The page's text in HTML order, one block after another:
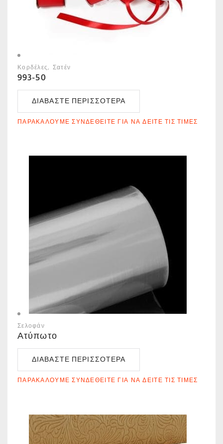
Κορδέλες Σατέν
993-50
ΔΙΑΒΆΣΤΕ ΠΕΡΙΣΣΌΤΕΡΑ
ΠΑΡΑΚΑΛΟΎΜΕ ΣΥΝΔΕΘΕΊΤΕ ΓΙΑ ΝΑ ΔΕΊΤΕ ΤΙΣ ΤΙΜΈΣ
Σελοφάν
Ατύπωτο
ΔΙΑΒΆΣΤΕ ΠΕΡΙΣΣΌΤΕΡΑ
ΠΑΡΑΚΑΛΟΎΜΕ ΣΥΝΔΕΘΕΊΤΕ ΓΙΑ ΝΑ ΔΕΊΤΕ ΤΙΣ ΤΙΜΈΣ